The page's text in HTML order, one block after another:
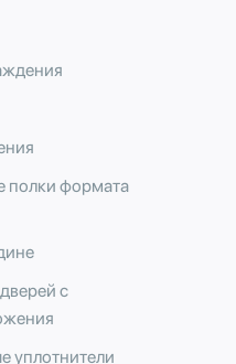
полки формата
с
уплотнители